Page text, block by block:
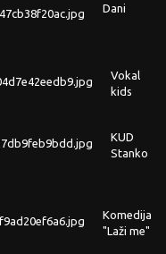
Dani
Vokal
kids
KUD
Stanko
Komedija
"Laži me"